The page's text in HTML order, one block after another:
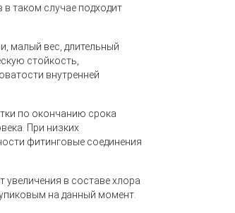
таком случае подходит
малый вес, длительный
стойкость,
внутренней
по окончанию срока
При низких
фитинговые соединения
увеличения в составе хлора
на данный момент.